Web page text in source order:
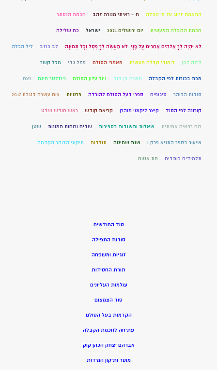
התאמת זיווג על פי קבלה ח – ראיתי מנורת זהב חכמת הנסתר
חכמת הקבלה המעשית יום ירושלים 2021 ישראל כח שלילה
לֹא יִהְיֶה לְךָ אֱלֹהִים אֲחֵרִים עַל פָּנָי. לֹא תַעֲשֶׂה לְךָ פֶסֶל וְכָל תְּמוּנָה לב כוזב ליל הכלה
לילה לבן לימודי קבלה מעשית מאמרי הסולם מזל גדי מזל קשר
מכת בכורות לפי הקבלה משיח בן דוד ניוז עלון הסולם ניוזלטר חינם נצח
סודות הזוהר סיגופים ספרי בעל הסולם להורדה פרטיות צום עשרה בטבת 2017
קורונה לפי הסוד קיצר ליקוטי מוהרן קריאת קודש ראש חודש שבט
רוח רפאים אמיתית שאלות ותשובות בספירות שדים ורוחות תמונות שטן
שיעור בספר התניא פרק ו שנת שמיטה תולדות תיקוני הזוהר הקדמה
תלמידים כותבים תת אטום
סוד החודשים
סודות התפילה
זוגיות ומשפחה
תורת החסידות
עולמות העליונים
סוד הצמצום
הקדמות בעל הסולם
פתיחה לחכמת הקבלה
אברהם יצחק הכהן קוק
מוסר ותיקון המידות